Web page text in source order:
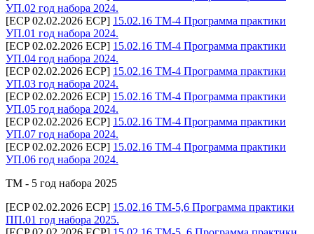
УП.02 год набора 2024.
[ECP 02.02.2026 ECP] 15.02.16 ТМ-4 Программа практики
УП.01 год набора 2024.
[ECP 02.02.2026 ECP] 15.02.16 ТМ-4 Программа практики
УП.04 год набора 2024.
[ECP 02.02.2026 ECP] 15.02.16 ТМ-4 Программа практики
УП.03 год набора 2024.
[ECP 02.02.2026 ECP] 15.02.16 ТМ-4 Программа практики
УП.05 год набора 2024.
[ECP 02.02.2026 ECP] 15.02.16 ТМ-4 Программа практики
УП.07 год набора 2024.
[ECP 02.02.2026 ECP] 15.02.16 ТМ-4 Программа практики
УП.06 год набора 2024.
ТМ - 5 год набора 2025
[ECP 02.02.2026 ECP] 15.02.16 ТМ-5,6 Программа практики
ПП.01 год набора 2025.